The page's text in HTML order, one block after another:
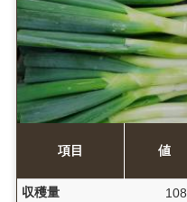
項目 値
収穫量